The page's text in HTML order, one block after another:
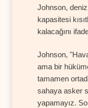
Johnson,
kapasitesi
kalacağını
Johnson,
ama bir
tamamen
sahaya asker
yapamayız.